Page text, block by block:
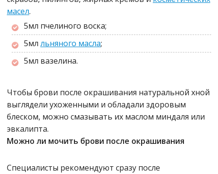
масел.
5мл пчелиного воска;
5мл льняного масла;
5мл вазелина.
Чтобы брови после окрашивания натуральной хной
выглядели ухоженными и обладали здоровым
блеском, можно смазывать их маслом миндаля или
эвкалипта.
Можно ли мочить брови после окрашивания
Специалисты рекомендуют сразу после